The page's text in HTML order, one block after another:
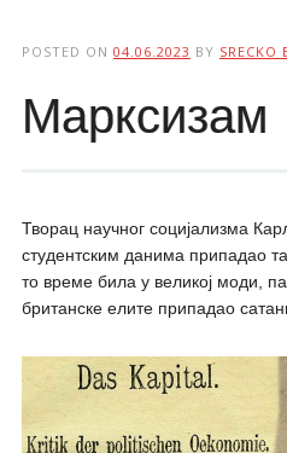
POSTED ON 04.06.2023 BY SRECKO
Марксизам
Творац научног социјализма
студентским данима припадао
то време била у великој моди, па
британске елите припадао